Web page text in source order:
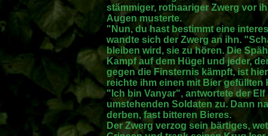
stämmiger, rothaariger Zwerg vor
Augen musterte.
"Nun, du hast bestimmt eine
wandte sich der Zwerg an ihn.
bleiben wird, sie zu hören. Die
Kampf auf dem Hügel und jeder,
gegen die Finsternis kämpft, ist
reichte ihm einen mit Bier
"Ich bin Vanyar", antwortete der
umstehenden Soldaten zu. Dann
derben, fast bitteren Bieres.
Der Zwerg verzog sein bärtiges,